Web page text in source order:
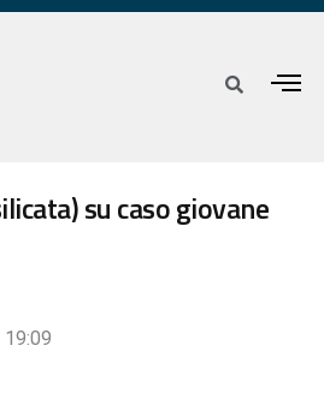
su caso giovane
19:09